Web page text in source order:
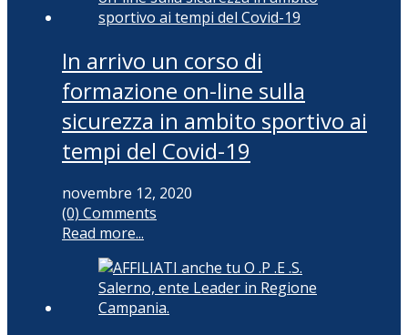
In arrivo un corso di
formazione on-line sulla
sicurezza in ambito sportivo ai
tempi del Covid-19
novembre 12, 2020
(0) Comments
Read more...